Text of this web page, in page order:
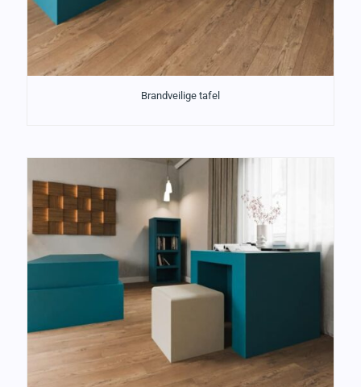
Brandveilige tafel